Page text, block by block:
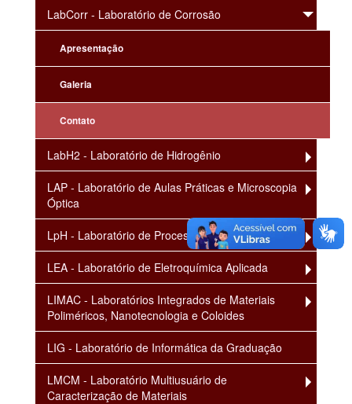
LabCorr - Laboratório de Corrosão
Apresentação
Galeria
Contato
LabH2 - Laboratório de Hidrogênio
LAP - Laboratório de Aulas Práticas e Microscopia
Óptica
LpH - Laboratório de Processos Hidrometalúrgicos
LEA - Laboratório de Eletroquímica Aplicada
LIMAC - Laboratórios Integrados de Materiais
Poliméricos, Nanotecnologia e Coloides
LIG - Laboratório de Informática da Graduação
LMCM - Laboratório Multiusuário de
Caracterização de Materiais